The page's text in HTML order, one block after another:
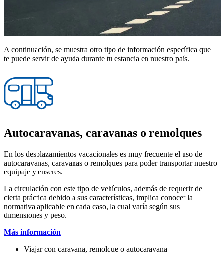
A continuación, se muestra otro tipo de información específica que
te puede servir de ayuda durante tu estancia en nuestro país.
Autocaravanas, caravanas o remolques
En los desplazamientos vacacionales es muy frecuente el uso de
autocaravanas, caravanas o remolques para poder transportar nuestro
equipaje y enseres.
La circulación con este tipo de vehículos, además de requerir de
cierta práctica debido a sus características, implica conocer la
normativa aplicable en cada caso, la cual varía según sus
dimensiones y peso.
Más información
Viajar con caravana, remolque o autocaravana